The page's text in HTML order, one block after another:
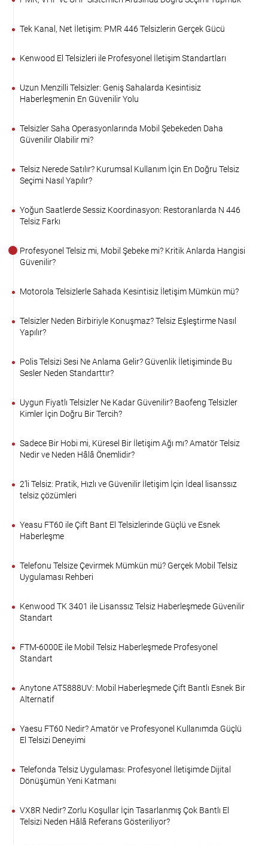
Tek Kanal, Net İletişim: PMR 446 Telsizlerin Gerçek Gücü
Kenwood El Telsizleri ile Profesyonel İletişim Standartları
Uzun Menzilli Telsizler: Geniş Sahalarda Kesintisiz
Haberleşmenin En Güvenilir Yolu
Telsizler Saha Operasyonlarında Mobil Şebekeden Daha
Güvenilir Olabilir mi?
Telsiz Nerede Satılır? Kurumsal Kullanım İçin En Doğru Telsiz
Seçimi Nasıl Yapılır?
Yoğun Saatlerde Sessiz Koordinasyon: Restoranlarda N 446
Telsiz Farkı
Profesyonel Telsiz mi, Mobil Şebeke mi? Kritik Anlarda Hangisi
Güvenilir?
Motorola Telsizlerle Sahada Kesintisiz İletişim Mümkün mü?
Telsizler Neden Birbiriyle Konuşmaz? Telsiz Eşleştirme Nasıl
Yapılır?
Polis Telsizi Sesi Ne Anlama Gelir? Güvenlik İletişiminde Bu
Sesler Neden Standarttır?
Uygun Fiyatlı Telsizler Ne Kadar Güvenilir? Baofeng Telsizler
Kimler İçin Doğru Bir Tercih?
Sadece Bir Hobi mi, Küresel Bir İletişim Ağı mı? Amatör Telsiz
Nedir ve Neden Hâlâ Önemlidir?
2’li Telsiz: Pratik, Hızlı ve Güvenilir İletişim İçin İdeal lisanssız
telsiz çözümleri
Yeasu FT60 ile Çift Bant El Telsizlerinde Güçlü ve Esnek
Haberleşme
Telefonu Telsize Çevirmek Mümkün mü? Gerçek Mobil Telsiz
Uygulaması Rehberi
Kenwood TK 3401 ile Lisanssız Telsiz Haberleşmede Güvenilir
Standart
FTM-6000E ile Mobil Telsiz Haberleşmede Profesyonel
Standart
Anytone AT5888UV: Mobil Haberleşmede Çift Bantlı Esnek Bir
Alternatif
Yaesu FT60 Nedir? Amatör ve Profesyonel Kullanımda Güçlü
El Telsizi Deneyimi
Telefonda Telsiz Uygulaması: Profesyonel İletişimde Dijital
Dönüşümün Yeni Katmanı
VX8R Nedir? Zorlu Koşullar İçin Tasarlanmış Çok Bantlı El
Telsizi Neden Hâlâ Referans Gösteriliyor?